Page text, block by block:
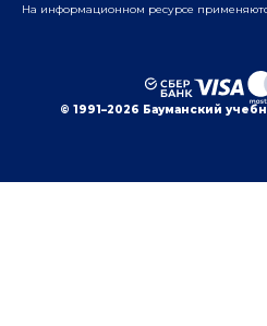
На информационном ресурсе
© 1991–2026 Бауманский